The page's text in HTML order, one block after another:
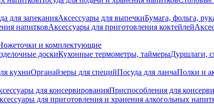
для запеканияАксессуары для выпечкиБумага, фольга,
напитковАксессуары для приготовления коктейлей
и комплектующие
доскиКухонные термометры, таймерыДуршлаги,
кухниОрганайзеры для специйПосуда для ланчаПолки и
для консервированияПриспособления для
для приготовления и хранения алкогольных